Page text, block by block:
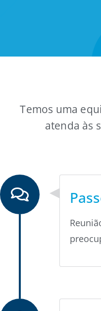
Temos uma
atenda às